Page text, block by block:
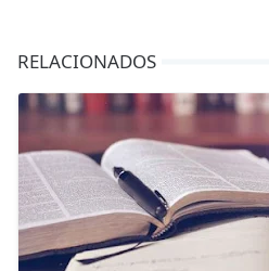
RELACIONADOS